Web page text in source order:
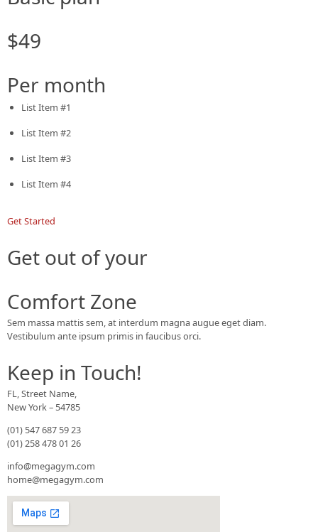
$49
Per month
List Item #1
List Item #2
List Item #3
List Item #4
Get Started
Get out of your
Comfort Zone
Sem massa mattis sem, at interdum magna augue eget diam.
Vestibulum ante ipsum primis in faucibus orci.
Keep in Touch!
FL, Street Name,
New York – 54785
(01) 547 687 59 23
(01) 258 478 01 26
info@megagym.com
home@megagym.com